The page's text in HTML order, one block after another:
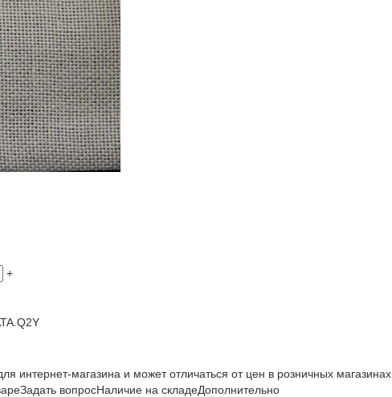
+
интернет-магазина и может отличаться от цен в розничных магазинах
Задать вопросНаличие на складеДополнительно